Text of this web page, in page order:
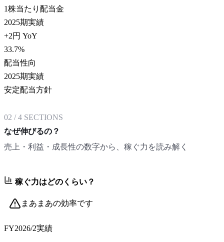
1株当たり配当金
2025期実績
+2円 YoY
33.7%
配当性向
2025期実績
安定配当方針
02 /4 SECTIONS
なぜ伸びるの？
売上・利益・成長性の数字から、稼ぐ力を読み解く
稼ぐ力はどのくらい？
まあまあの効率です
FY2026/2実績